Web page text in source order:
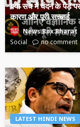
क्या सच में चंदन के पेड़ पर
कारण और पूरी सच्चाई
News Box Bharat
Social
no comment
LATEST HINDI NEWS